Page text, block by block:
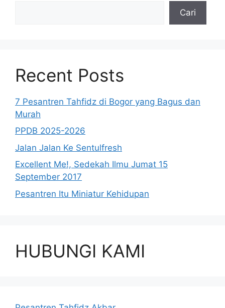
Cari
Recent Posts
7 Pesantren Tahfidz di Bogor yang Bagus dan
Murah
PPDB 2025-2026
Jalan Jalan Ke Sentulfresh
Excellent Me!, Sedekah Ilmu Jumat 15
September 2017
Pesantren Itu Miniatur Kehidupan
HUBUNGI KAMI